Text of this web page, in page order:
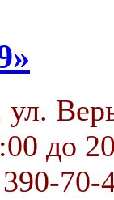
ул.
до
70-